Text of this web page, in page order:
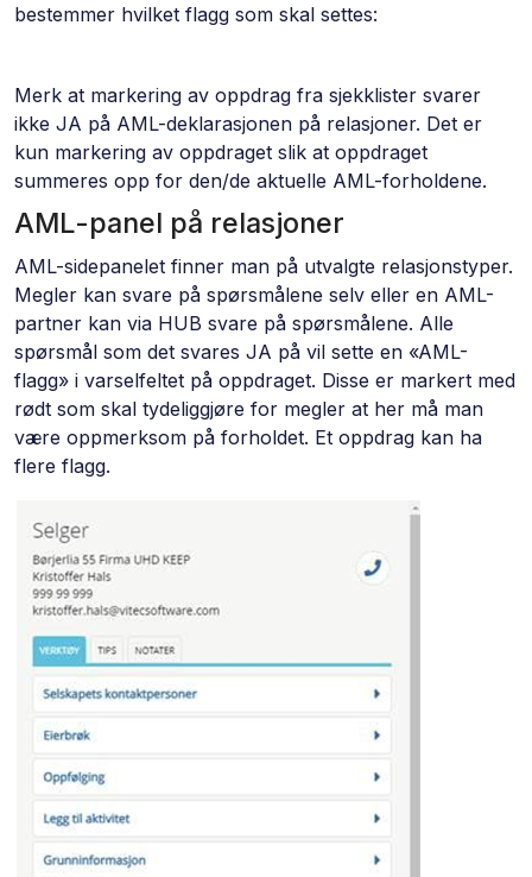
bestemmer hvilket flagg som skal settes:
Merk at markering av oppdrag fra sjekklister svarer
ikke JA på AML-deklarasjonen på relasjoner. Det er
kun markering av oppdraget slik at oppdraget
summeres opp for den/de aktuelle AML-forholdene.
AML-panel på relasjoner
AML-sidepanelet finner man på utvalgte relasjonstyper.
Megler kan svare på spørsmålene selv eller en AML-
partner kan via HUB svare på spørsmålene. Alle
spørsmål som det svares JA på vil sette en «AML-
flagg» i varselfeltet på oppdraget. Disse er markert med
rødt som skal tydeliggjøre for megler at her må man
være oppmerksom på forholdet. Et oppdrag kan ha
flere flagg.